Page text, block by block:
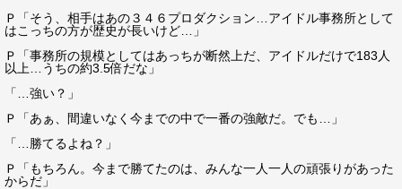
Ｐ「そう、相手はあの３４６プロダクション…アイドル事務所として
はこっちの方が歴史が長いけど…」
Ｐ「事務所の規模としてはあっちが断然上だ、アイドルだけで183人
以上…うちの約3.5倍だな」
「…強い？」
Ｐ「あぁ、間違いなく今までの中で一番の強敵だ。でも…」
「…勝てるよね？」
Ｐ「もちろん。今まで勝てたのは、みんな一人一人の頑張りがあった
からだ」